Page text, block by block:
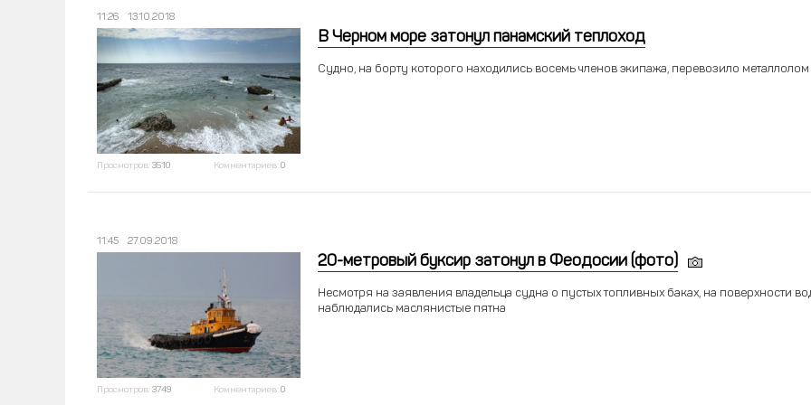
11:26 13.10.2018
Просмотров: 3510 Комментариев: 0
В Черном море затонул панамский теплоход
Судно, на борту которого находились восемь членов экипажа, перевозило металлолом
11:45 27.09.2018
Просмотров: 3749 Комментариев: 0
20-метровый буксир затонул в Феодосии (фото)
Несмотря на заявления владельца судна о пустых топливных баках, на поверхности
наблюдались маслянистые пятна